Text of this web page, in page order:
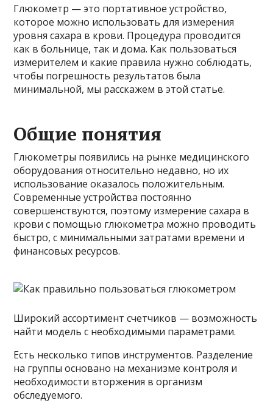
Глюкометр — это портативное устройство,
которое можно использовать для измерения
уровня сахара в крови. Процедура проводится
как в больнице, так и дома. Как пользоваться
измерителем и какие правила нужно соблюдать,
чтобы погрешность результатов была
минимальной, мы расскажем в этой статье.
Общие понятия
Глюкометры появились на рынке медицинского
оборудования относительно недавно, но их
использование оказалось положительным.
Современные устройства постоянно
совершенствуются, поэтому измерение сахара в
крови с помощью глюкометра можно проводить
быстро, с минимальными затратами времени и
финансовых ресурсов.
Широкий ассортимент счетчиков — возможность
найти модель с необходимыми параметрами.
Есть несколько типов инструментов. Разделение
на группы основано на механизме контроля и
необходимости вторжения в организм
обследуемого.